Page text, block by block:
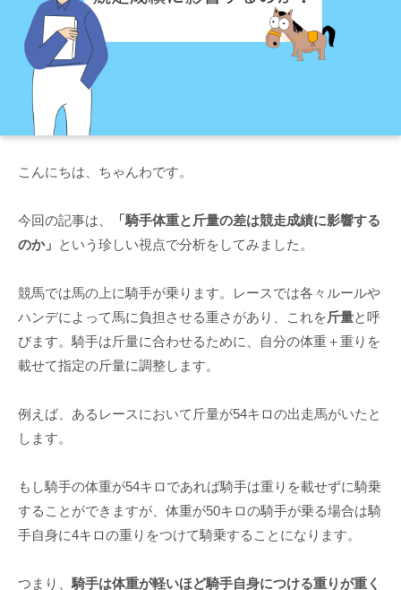
こんにちは、ちゃんわです。
今回の記事は、
「騎手体重と斤量の差は競走成績に影響する
のか」 という珍しい視点で分析をしてみました。
競馬では馬の上に騎手が乗ります。レースでは各々ルールや
ハンデによって馬に負担させる重さがあり、これを斤量と呼
びます。騎手は斤量に合わせるために、自分の体重＋重りを
載せて指定の斤量に調整します。
例えば、あるレースにおいて斤量が54キロの出走馬がいたと
します。
もし騎手の体重が54キロであれば騎手は重りを載せずに騎乗
することができますが、体重が50キロの騎手が乗る場合は騎
手自身に4キロの重りをつけて騎乗することになります。
つまり、 騎手は体重が軽いほど騎手自身につける重りが重く